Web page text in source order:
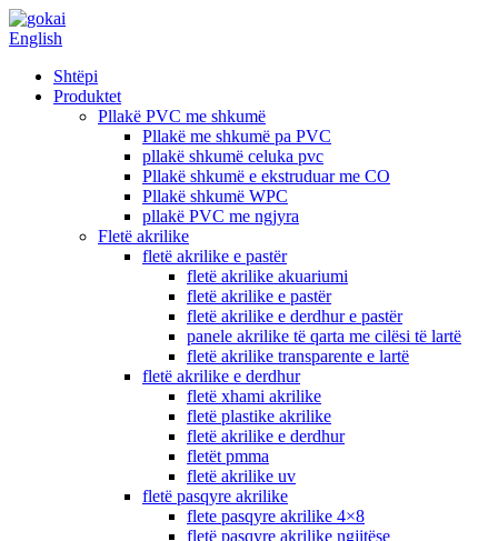
English
Shtëpi
Produktet
Pllakë PVC me shkumë
Pllakë me shkumë pa PVC
pllakë shkumë celuka pvc
Pllakë shkumë e ekstruduar me CO
Pllakë shkumë WPC
pllakë PVC me ngjyra
Fletë akrilike
fletë akrilike e pastër
fletë akrilike akuariumi
fletë akrilike e pastër
fletë akrilike e derdhur e pastër
panele akrilike të qarta me cilësi të lartë
fletë akrilike transparente e lartë
fletë akrilike e derdhur
fletë xhami akrilike
fletë plastike akrilike
fletë akrilike e derdhur
fletët pmma
fletë akrilike uv
fletë pasqyre akrilike
flete pasqyre akrilike 4×8
fletë pasqyre akrilike ngjitëse